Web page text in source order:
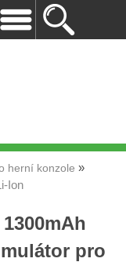
herní konzole
Ion
pro